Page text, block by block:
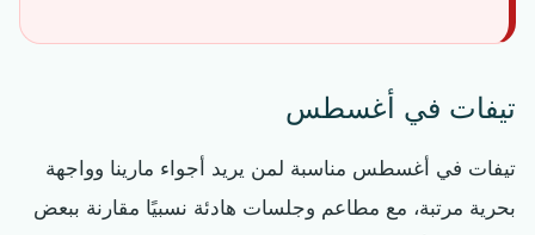
تيفات في أغسطس
تيفات في أغسطس مناسبة لمن يريد أجواء مارينا وواجهة
بحرية مرتبة، مع مطاعم وجلسات هادئة نسبيًا مقارنة ببعض